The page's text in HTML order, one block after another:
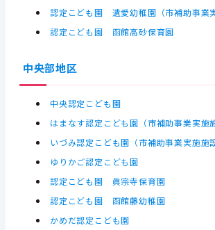
認定こども園 遺愛幼稚園（市補助事業
認定こども園 函館高砂保育園
中央部地区
中央認定こども園
はまなす認定こども園（市補助事業実施
いづみ認定こども園（市補助事業実施施設
ゆりかご認定こども園
認定こども園 眞宗寺保育園
認定こども園 函館藤幼稚園
かめだ認定こども園